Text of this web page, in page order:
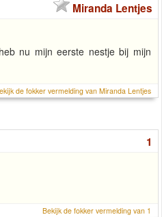
Miranda Lentjes
nu mijn eerste nestje bij mijn
de fokker vermelding van Miranda Lentjes
1
Bekijk de fokker vermelding van 1